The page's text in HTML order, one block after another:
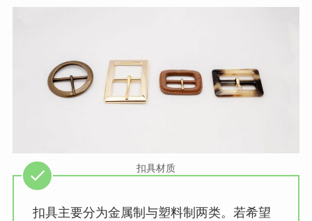
扣具材质
扣具主要分为金属制与塑料制两类。若希望